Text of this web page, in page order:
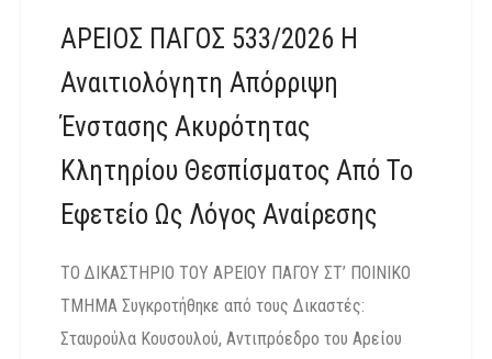
ΑΡΕΙΟΣ ΠΑΓΟΣ 533/2026 Η
Αναιτιολόγητη Απόρριψη
Ένστασης Ακυρότητας
Κλητηρίου Θεσπίσματος Από Το
Εφετείο Ως Λόγος Αναίρεσης
ΤΟ ΔΙΚΑΣΤΗΡΙΟ ΤΟΥ ΑΡΕΙΟΥ ΠΑΓΟΥ ΣΤ’ ΠΟΙΝΙΚΟ
ΤΜΗΜΑ Συγκροτήθηκε από τους Δικαστές:
Σταυρούλα Κουσουλού, Αντιπρόεδρο του Αρείου